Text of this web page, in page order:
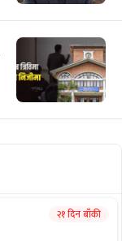
२१ दिन बाँकी